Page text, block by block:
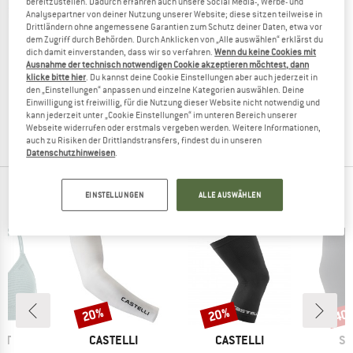
VAUDE
Knee Warmer II
Knielinge
27,95 €22,36 €
4,4(14)
SPORTFUL
Essential Knee Warmers
Knielinge
32,95 €26,36 €
(0)
UNSERE BESTSELLER FÜR DICH
MARKE
CASTELLI
Rabatt
20%
MARKE
CASTELLI
Rabatt
20%
Analysepartner von deiner Nutzung unserer Website; diese sitzen teilweise in
Drittländern ohne angemessene Garantien zum Schutz deiner Daten, etwa vor
dem Zugriff durch Behörden. Durch Anklicken von „Alle auswählen“ erklärst du
dich damit einverstanden, dass wir so verfahren.Wenn du keine Cookies mit
Ausnahme der technisch notwendigen Cookie akzeptieren möchtest, dann
klicke bitte hier. Du kannst deine Cookie Einstellungen aber auch jederzeit in
den „Einstellungen“ anpassen und einzelne Kategorien auswählen. Deine
Einwilligung ist freiwillig, für die Nutzung dieser Website nicht notwendig und
kann jederzeit unter „Cookie Einstellungen“ im unteren Bereich unserer
Webseite widerrufen oder erstmals vergeben werden. Weitere Informationen,
auch zu Risiken der Drittlandstransfers, findest du in unseren
Datenschutzhinweisen.
EINSTELLUNGEN ALLE AUSWÄHLEN